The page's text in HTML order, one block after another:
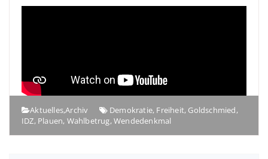
Aktuelles,Archiv Demokratie, Freiheit, Goldschmied,
IDZ, Plauen, Wahlbetrug,Wendedenkmal